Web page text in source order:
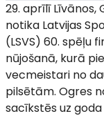
29. aprīlī
notika Latvijas
(LSVS) 60. spēļu
nūjošanā, kurā
vecmeistari no
pilsētām. Ogres
sacīkstēs uz